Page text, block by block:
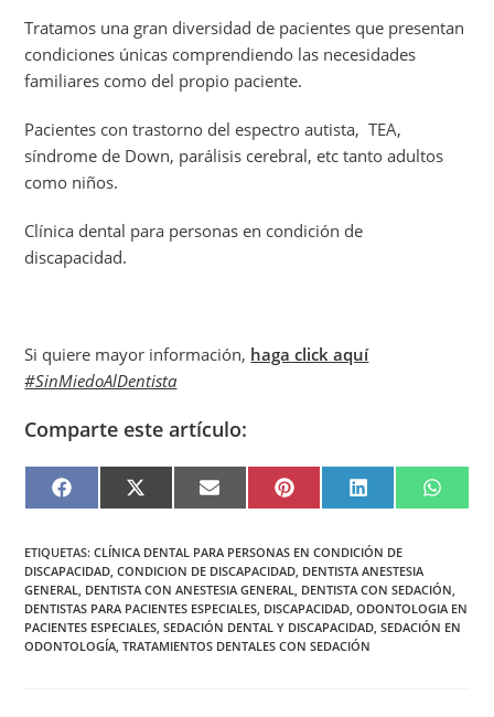
Tratamos una gran diversidad de pacientes que presentan
condiciones únicas comprendiendo las necesidades
familiares como del propio paciente.
Pacientes con trastorno del espectro autista, TEA,
síndrome de Down, parálisis cerebral, etc tanto adultos
como niños.
Clínica dental para personas en condición de
discapacidad.
Si quiere mayor información, haga click aquí
#SinMiedoAlDentista
Comparte este artículo:
F
A
B
O
O
K
X
(
I
T
T
E
R
)
E
M
L
P
I
E
R
E
T
L
I
E
D
I
N
W
H
P
ETIQUETAS:CLÍNICA DENTAL PARA PERSONAS EN CONDICIÓN DE
DISCAPACIDAD CONDICION DE DISCAPACIDAD DENTISTA ANESTESIA
GENERAL
DENTISTA CON ANESTESIA GENERAL DENTISTA CON SEDACIÓN
DENTISTAS PARA PACIENTES ESPECIALES DISCAPACIDAD ODONTOLOGIA EN
PACIENTES ESPECIALES SEDACIÓN DENTAL Y DISCAPACIDAD SEDACIÓN EN
ODONTOLOGÍA TRATAMIENTOS DENTALES CON SEDACIÓN